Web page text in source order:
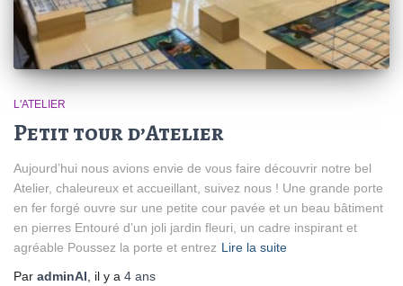
L'ATELIER
Petit tour d’Atelier
Aujourd’hui nous avions envie de vous faire découvrir notre bel
Atelier, chaleureux et accueillant, suivez nous ! Une grande porte
en fer forgé ouvre sur une petite cour pavée et un beau bâtiment
en pierres Entouré d’un joli jardin fleuri, un cadre inspirant et
agréable Poussez la porte et entrez Lire la suite
Par adminAI , il y a 4 ans